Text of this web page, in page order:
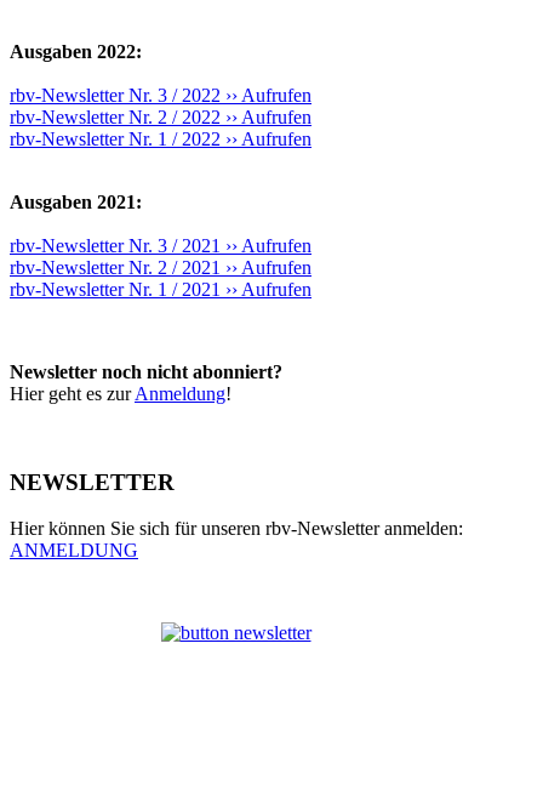
Ausgaben 2022:
rbv-Newsletter Nr. 3 / 2022 ›› Aufrufen
rbv-Newsletter Nr. 2 / 2022 ›› Aufrufen
rbv-Newsletter Nr. 1 / 2022 ›› Aufrufen
Ausgaben 2021:
rbv-Newsletter Nr. 3 / 2021 ›› Aufrufen
rbv-Newsletter Nr. 2 / 2021 ›› Aufrufen
rbv-Newsletter Nr. 1 / 2021 ›› Aufrufen
Newsletter noch nicht abonniert?
Hier geht es zurAnmeldung!
NEWSLETTER
Hier können Sie sich für unseren rbv-Newsletter anmelden:
ANMELDUNG